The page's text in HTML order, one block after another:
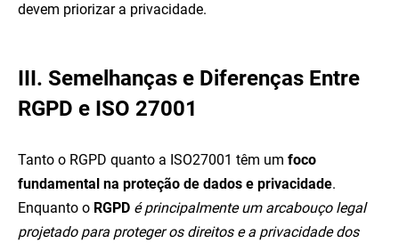
devem priorizar a privacidade.
III. Semelhanças e Diferenças Entre
RGPD e ISO 27001
Tanto o RGPD quanto a ISO27001 têm um foco
fundamental na proteção de dados e privacidade.
Enquanto o RGPD é principalmente um arcabouço legal
projetado para proteger os direitos e a privacidade dos